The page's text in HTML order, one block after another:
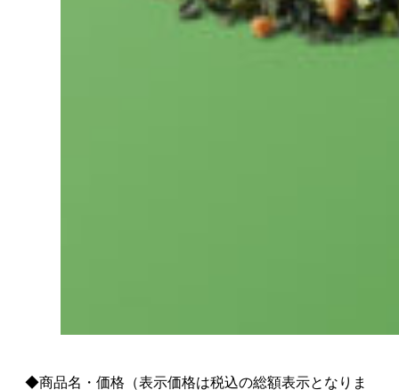
◆商品名・価格（表示価格は税込の総額表示となりま